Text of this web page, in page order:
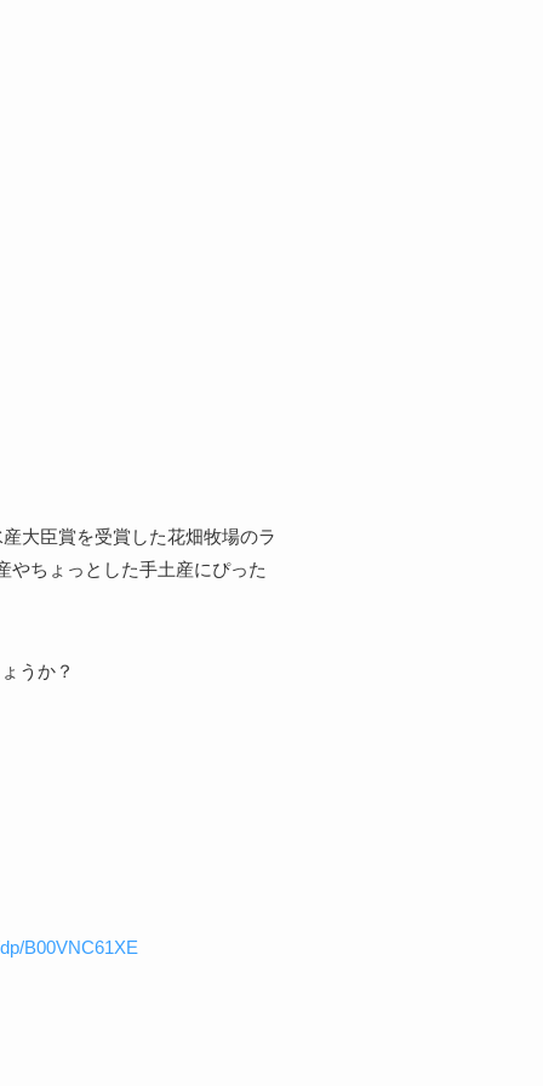
大臣賞を受賞した花畑牧場のラ
やちょっとした手土産にぴった
うか？
B00VNC61XE